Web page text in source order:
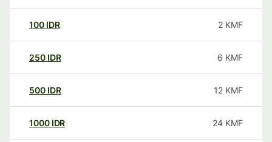
100 IDR 2 KMF
250 IDR 6 KMF
500 IDR 12 KMF
1000 IDR 24 KMF